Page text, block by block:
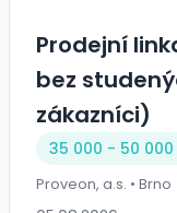
Prodejní
bez
zákazníci)
35 000 - 50 000
Proveon, a.s. • Brno